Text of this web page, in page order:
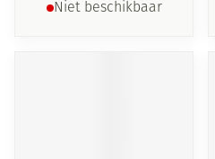
Niet beschikbaar